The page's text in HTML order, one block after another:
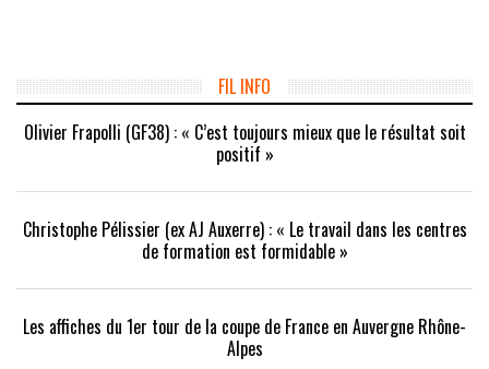
fenêtre)
FIL INFO
Olivier Frapolli (GF38) : « C’est toujours mieux que le résultat soit
positif »
Christophe Pélissier (ex AJ Auxerre) : « Le travail dans les centres
de formation est formidable »
Les affiches du 1er tour de la coupe de France en Auvergne Rhône-
Alpes